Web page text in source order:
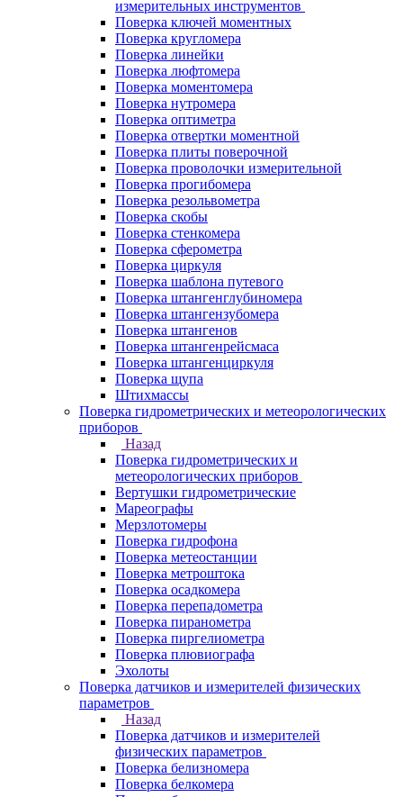
измерительных инструментов
Поверка ключей моментных
Поверка кругломера
Поверка линейки
Поверка люфтомера
Поверка моментомера
Поверка нутромера
Поверка оптиметра
Поверка отвертки моментной
Поверка плиты поверочной
Поверка проволочки измерительной
Поверка прогибомера
Поверка резольвометра
Поверка скобы
Поверка стенкомера
Поверка сферометра
Поверка циркуля
Поверка шаблона путевого
Поверка штангенглубиномера
Поверка штангензубомера
Поверка штангенов
Поверка штангенрейсмаса
Поверка штангенциркуля
Поверка щупа
Штихмассы
Поверка гидрометрических и метеорологических
приборов
Назад
Поверка гидрометрических и
метеорологических приборов
Вертушки гидрометрические
Мареографы
Мерзлотомеры
Поверка гидрофона
Поверка метеостанции
Поверка метроштока
Поверка осадкомера
Поверка перепадометра
Поверка пиранометра
Поверка пиргелиометра
Поверка плювиографа
Эхолоты
Поверка датчиков и измерителей физических
параметров
Назад
Поверка датчиков и измерителей
физических параметров
Поверка белизномера
Поверка белкомера